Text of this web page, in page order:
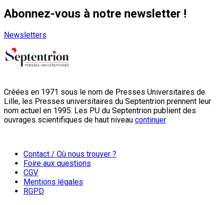
Abonnez-vous à notre newsletter !
Newsletters
Créées en 1971 sous le nom de Presses Universitaires de
Lille, les Presses universitaires du Septentrion prennent leur
nom actuel en 1995. Les PU du Septentrion publient des
ouvrages scientifiques de haut niveau continuer
Contact / Où nous trouver ?
Foire aux questions
CGV
Mentions légales
RGPD